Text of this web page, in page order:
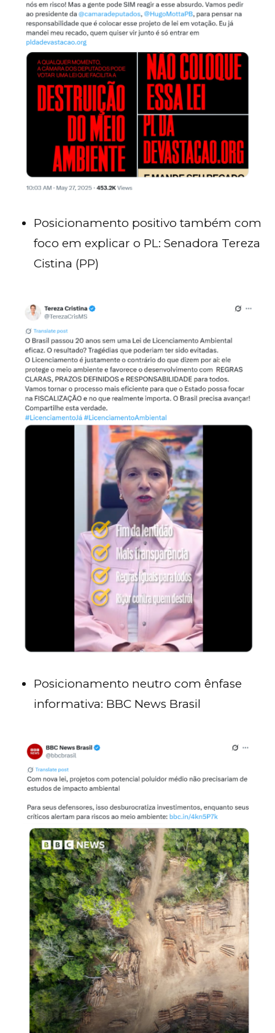
Posicionamento positivo também com
foco em explicar o PL: Senadora Tereza
Cistina (PP)
Posicionamento neutro com ênfase
informativa: BBC News Brasil